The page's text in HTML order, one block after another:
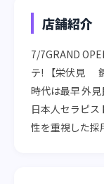
店舗紹介
7/7GRAND
テ! 【栄伏見	錦	新栄に紹介レンタルルーム多数有!】
時代は最早	外見良しは当たり前	10～30代の容姿端麗な
日本人セラピ
性を重視した採